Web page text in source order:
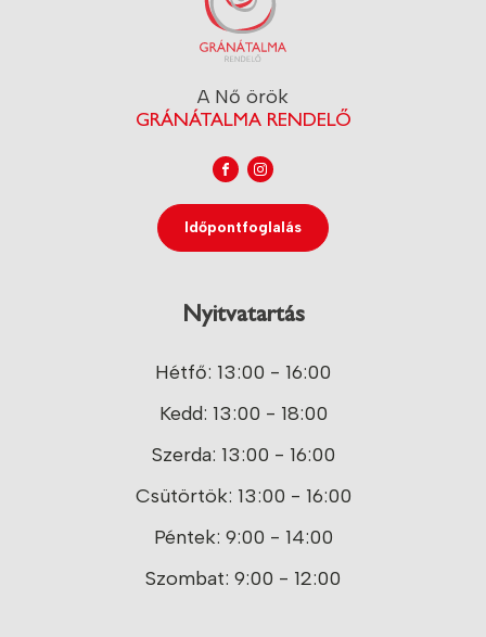
A Nő örök
GRÁNÁTALMA RENDELŐ
Időpontfoglalás
Nyitvatartás
Hétfő: 13:00 - 16:00
Kedd: 13:00 - 18:00
Szerda: 13:00 - 16:00
Csütörtök: 13:00 - 16:00
Péntek: 9:00 - 14:00
Szombat: 9:00 - 12:00